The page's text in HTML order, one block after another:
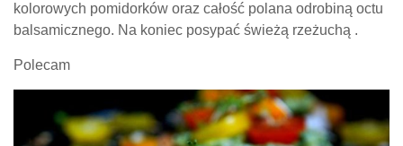
kolorowych pomidorków oraz całość polana odrobiną octu
balsamicznego. Na koniec posypać świeżą rzeżuchą .
Polecam